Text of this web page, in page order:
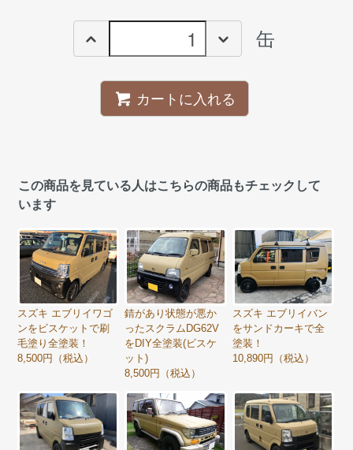
缶
カートに入れる
この商品を見ている人はこちらの商品もチェックして
います
スズキ エブリイワゴ
ンをビスケットで刷
毛塗り全塗装！
8,500円（税込）
錆があり状態が悪か
ったスクラムDG62V
をDIY全塗装(ビスケ
ット)
8,500円（税込）
スズキ エブリイバン
をサンドカーキで全
塗装！
10,890円（税込）